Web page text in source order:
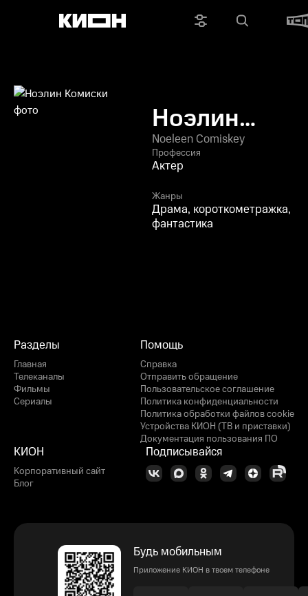
Ноэлин
Комиски
Noeleen Comiskey
Профессия
Актер
Жанры
Драма, короткометражка,
фантастика
Разделы
Главная
Телеканалы
Фильмы
Сериалы
Помощь
Справка
Отправить обращение
Пользовательское соглашение
Политика конфиденциальности
Политика обработки файлов cookie
Устройства КИОН (ТВ и приставки)
Документация пользования ПО
КИОН
Корпоративный сайт
Блог
Подписывайся
Будь мобильным
Приложение КИОН в твоем телефоне